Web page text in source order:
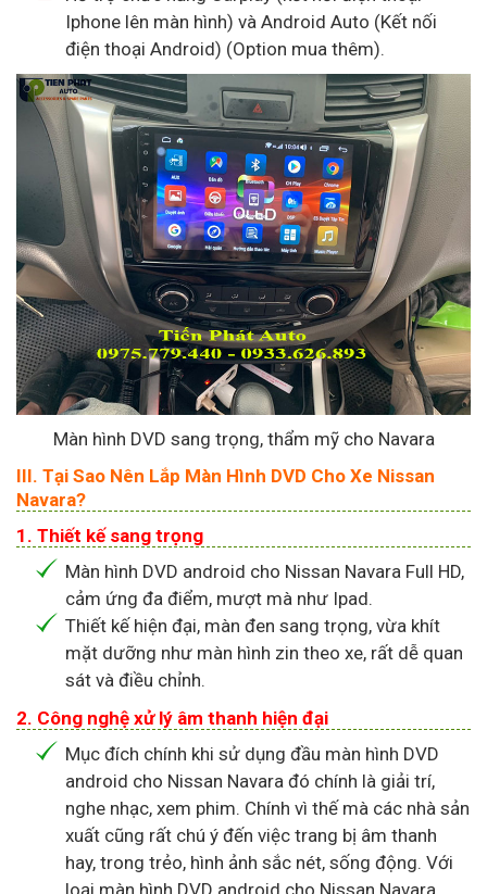
Iphone lên màn hình) và Android Auto (Kết nối
điện thoại Android) (Option mua thêm).
Màn hình DVD sang trọng, thẩm mỹ cho Navara
III. Tại Sao Nên Lắp Màn Hình DVD Cho Xe Nissan
Navara?
1. Thiết kế sang trọng
Màn hình DVD android cho Nissan Navara Full HD,
cảm ứng đa điểm, mượt mà như Ipad.
Thiết kế hiện đại, màn đen sang trọng, vừa khít
mặt dưỡng như màn hình zin theo xe, rất dễ quan
sát và điều chỉnh.
2. Công nghệ xử lý âm thanh hiện đại
Mục đích chính khi sử dụng đầu màn hình DVD
android cho Nissan Navara đó chính là giải trí,
nghe nhạc, xem phim. Chính vì thế mà các nhà sản
xuất cũng rất chú ý đến việc trang bị âm thanh
hay, trong trẻo, hình ảnh sắc nét, sống động. Với
loại màn hình DVD android cho Nissan Navara